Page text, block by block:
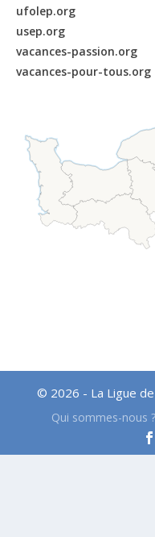
ufolep.org
usep.org
vacances-passion.org
vacances-pour-tous.org
© 2026 - La Ligue
Qui sommes-nous ?